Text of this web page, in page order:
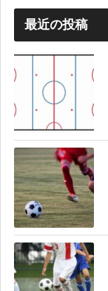
最近の投稿